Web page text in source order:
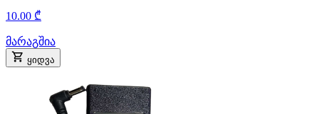
10.00 ₾
მარაგშია
ყიდვა